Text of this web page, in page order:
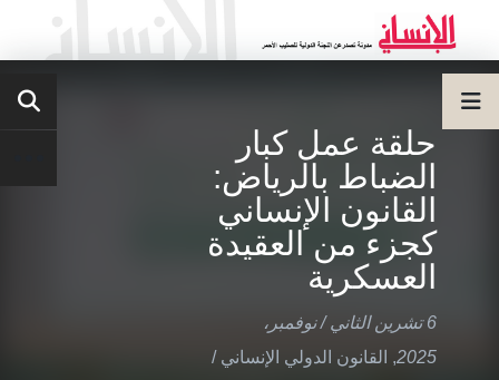
حلقة عمل كبار
الضباط بالرياض:
القانون الإنساني
كجزء من العقيدة
العسكرية
6 تشرين الثاني / نوفمبر،
2025
, القانون الدولي الإنساني /